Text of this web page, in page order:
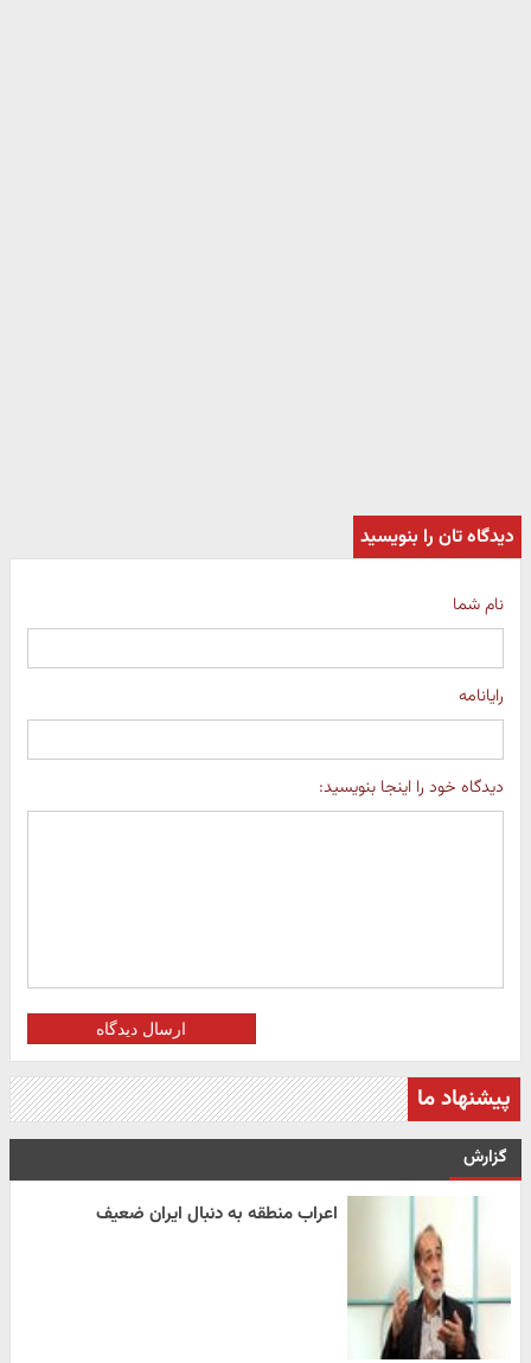
دیدگاه تان را بنویسید
نام شما
رایانامه
دیدگاه خود را اینجا بنویسید:
ارسال دیدگاه
پیشنهاد ما
گزارش
اعراب منطقه به دنبال ایران ضعیف